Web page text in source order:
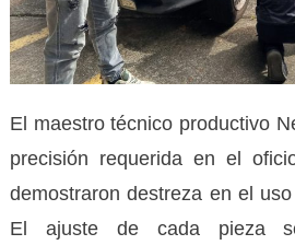
El maestro técnico productivo
precisión requerida en el
demostraron destreza en el
El ajuste de cada pieza